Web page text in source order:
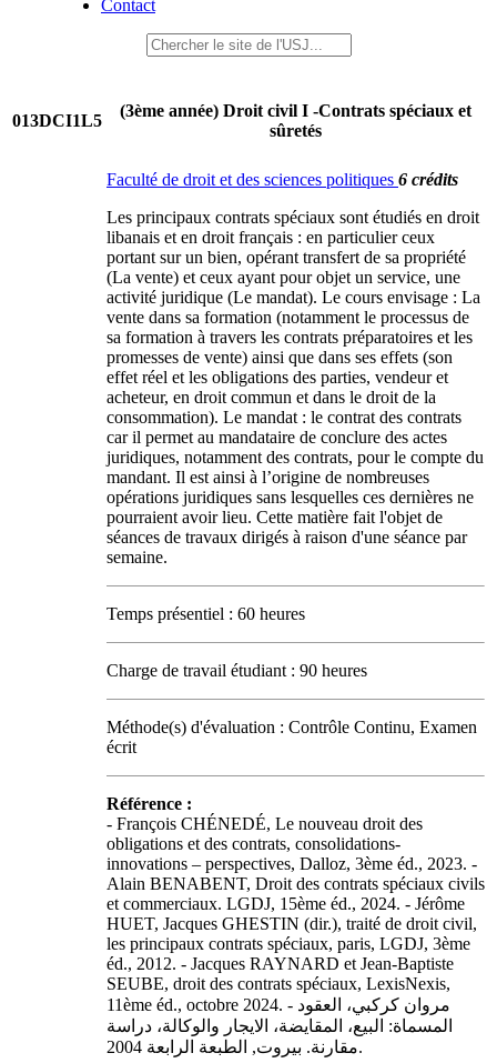
Contact
013DCI1L5
(3ème année) Droit civil I -Contrats spéciaux et
sûretés
Faculté de droit et des sciences politiques 6 crédits
Les principaux contrats spéciaux sont étudiés en droit
libanais et en droit français : en particulier ceux
portant sur un bien, opérant transfert de sa propriété
(La vente) et ceux ayant pour objet un service, une
activité juridique (Le mandat). Le cours envisage : La
vente dans sa formation (notamment le processus de
sa formation à travers les contrats préparatoires et les
promesses de vente) ainsi que dans ses effets (son
effet réel et les obligations des parties, vendeur et
acheteur, en droit commun et dans le droit de la
consommation). Le mandat : le contrat des contrats
car il permet au mandataire de conclure des actes
juridiques, notamment des contrats, pour le compte du
mandant. Il est ainsi à l’origine de nombreuses
opérations juridiques sans lesquelles ces dernières ne
pourraient avoir lieu. Cette matière fait l'objet de
séances de travaux dirigés à raison d'une séance par
semaine.
Temps présentiel : 60 heures
Charge de travail étudiant : 90 heures
Méthode(s) d'évaluation : Contrôle Continu, Examen
écrit
Référence :
- François CHÉNEDÉ, Le nouveau droit des
obligations et des contrats, consolidations-
innovations – perspectives, Dalloz, 3ème éd., 2023. -
Alain BENABENT, Droit des contrats spéciaux civils
et commerciaux. LGDJ, 15ème éd., 2024. - Jérôme
HUET, Jacques GHESTIN (dir.), traité de droit civil,
les principaux contrats spéciaux, paris, LGDJ, 3ème
éd., 2012. - Jacques RAYNARD et Jean-Baptiste
SEUBE, droit des contrats spéciaux, LexisNexis,
11ème éd., octobre 2024. - مروان كركبي، العقود
المسماة: البيع، المقايضة، الايجار والوكالة، دراسة
مقارنة. بيروت, الطبعة الرابعة 2004.